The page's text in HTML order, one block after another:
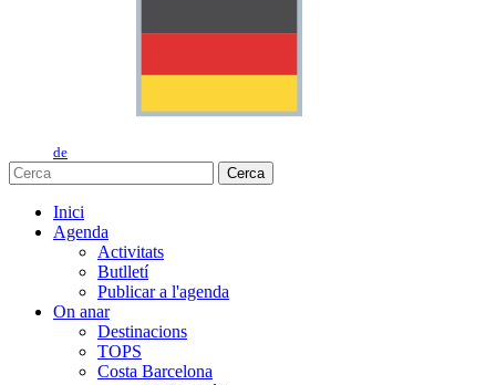
de
Cerca
Inici
Agenda
Activitats
Butlletí
Publicar a l'agenda
On anar
Destinacions
TOPS
Costa Barcelona